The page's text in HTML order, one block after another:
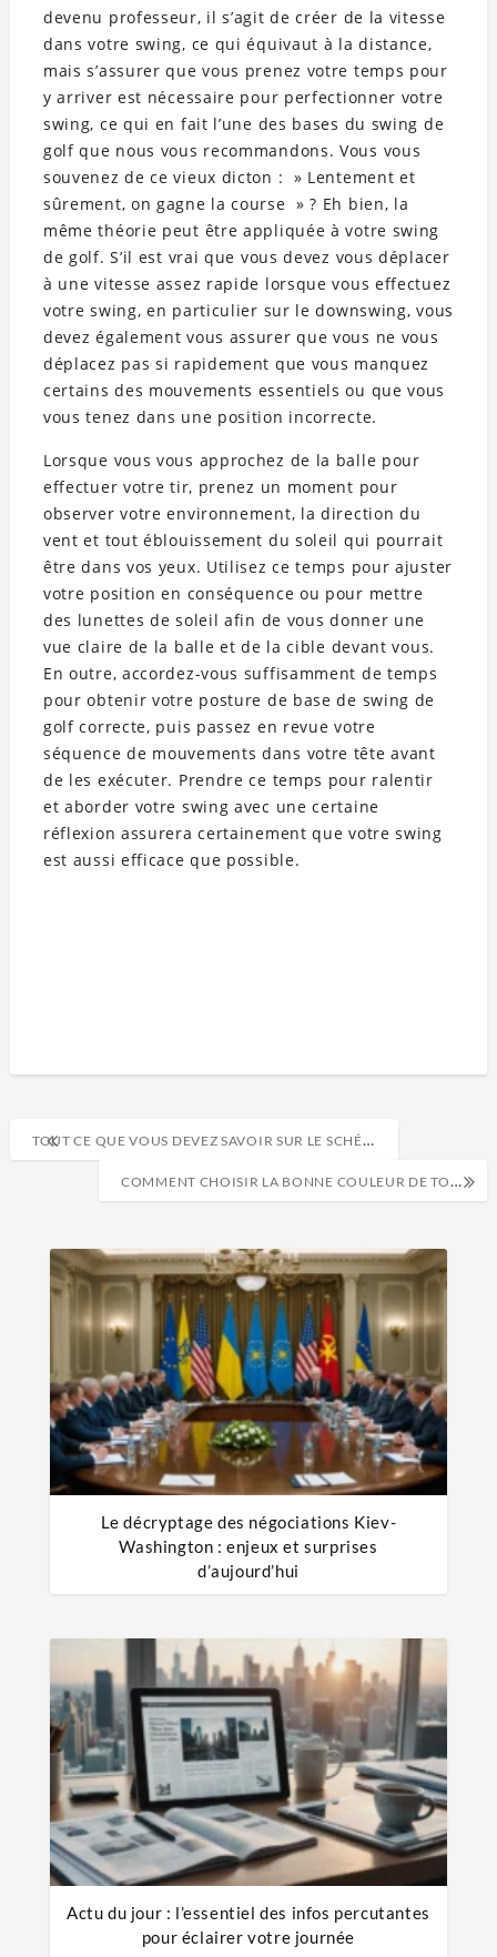
devenu professeur, il s’agit de créer de la vitesse
dans votre swing, ce qui équivaut à la distance,
mais s’assurer que vous prenez votre temps pour
y arriver est nécessaire pour perfectionner votre
swing, ce qui en fait l’une des bases du swing de
golf que nous vous recommandons. Vous vous
souvenez de ce vieux dicton : » Lentement et
sûrement, on gagne la course » ? Eh bien, la
même théorie peut être appliquée à votre swing
de golf. S’il est vrai que vous devez vous déplacer
à une vitesse assez rapide lorsque vous effectuez
votre swing, en particulier sur le downswing, vous
devez également vous assurer que vous ne vous
déplacez pas si rapidement que vous manquez
certains des mouvements essentiels ou que vous
vous tenez dans une position incorrecte.
Lorsque vous vous approchez de la balle pour
effectuer votre tir, prenez un moment pour
observer votre environnement, la direction du
vent et tout éblouissement du soleil qui pourrait
être dans vos yeux. Utilisez ce temps pour ajuster
votre position en conséquence ou pour mettre
des lunettes de soleil afin de vous donner une
vue claire de la balle et de la cible devant vous.
En outre, accordez-vous suffisamment de temps
pour obtenir votre posture de base de swing de
golf correcte, puis passez en revue votre
séquence de mouvements dans votre tête avant
de les exécuter. Prendre ce temps pour ralentir
et aborder votre swing avec une certaine
réflexion assurera certainement que votre swing
est aussi efficace que possible.
TOUT CE QUE VOUS DEVEZ SAVOIR SUR LE SCHÉMA DE CÂBLAGE DE LA MAISON
COMMENT CHOISIR LA BONNE COULEUR DE TOITURE POUR VOTRE MAISON
Le décryptage des négociations Kiev-
Washington : enjeux et surprises
d’aujourd’hui
Actu du jour : l’essentiel des infos percutantes
pour éclairer votre journée